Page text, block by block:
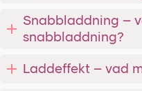
Snabbladdning –
snabbladdning?
Laddeffekt – vad